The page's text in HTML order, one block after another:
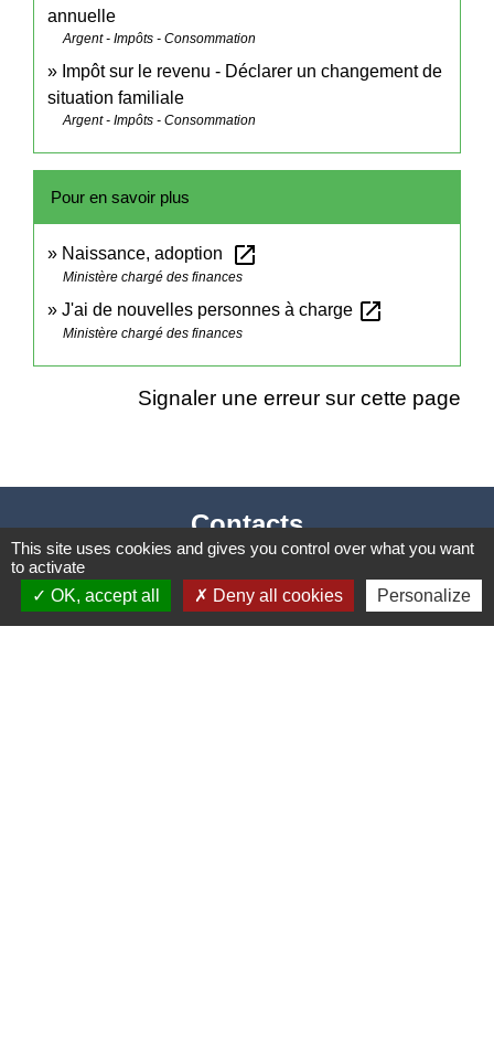
annuelle
Argent - Impôts - Consommation
Impôt sur le revenu - Déclarer un changement de
situation familiale
Argent - Impôts - Consommation
Pour en savoir plus
Naissance, adoption open_in_new
Ministère chargé des finances
J'ai de nouvelles personnes à charge open_in_new
Ministère chargé des finances
Signaler une erreur sur cette page
Contacts
Mairie de Cormeray
1, RUE DE LA BUISSONNIERE
41120 Cormeray - FRANCE
This site uses cookies and gives you control over what you want
to activate
OK, accept all
Deny all cookies Personalize